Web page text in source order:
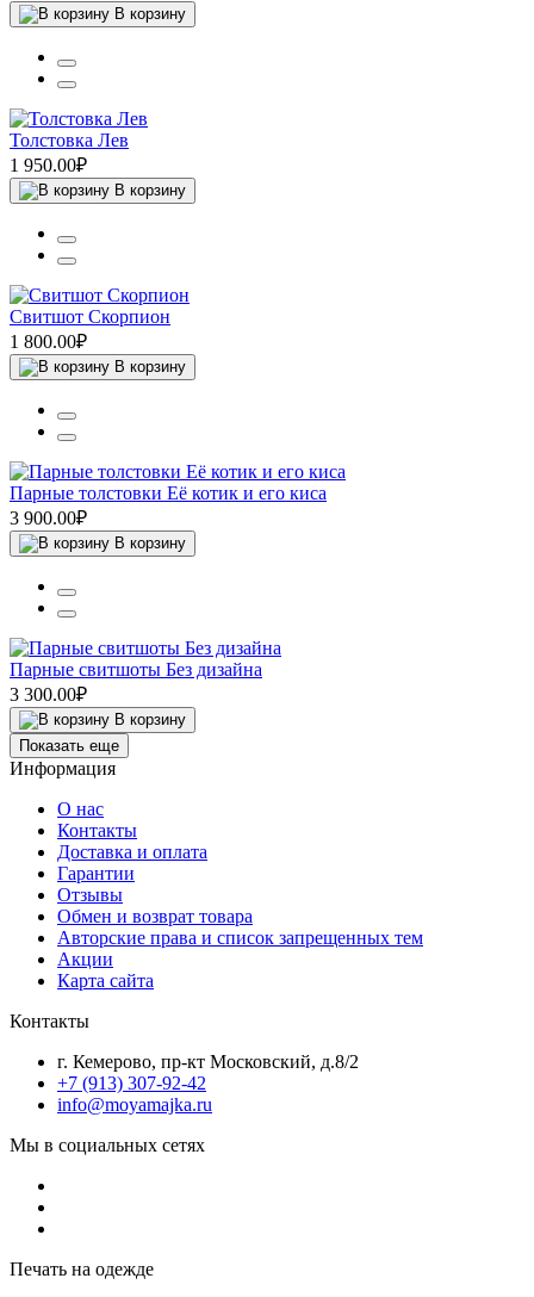
В корзину
Толстовка Лев
1 950.00₽
В корзину
Свитшот Скорпион
1 800.00₽
В корзину
Парные толстовки Её котик и его киса
3 900.00₽
В корзину
Парные свитшоты Без дизайна
3 300.00₽
В корзину
Показать еще
Информация
О нас
Контакты
Доставка и оплата
Гарантии
Отзывы
Обмен и возврат товара
Авторские права и список запрещенных тем
Акции
Карта сайта
Контакты
г. Кемерово, пр-кт Московский, д.8/2
+7 (913) 307-92-42
info@moyamajka.ru
Мы в социальных сетях
Печать на одежде